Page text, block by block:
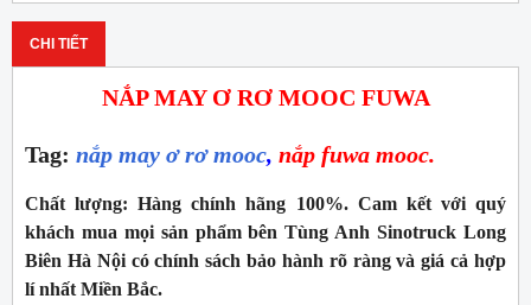
CHI TIẾT
NẮP MAY Ơ RƠ MOOC FUWA
Tag: nắp may ơ rơ mooc, nắp fuwa mooc.
Chất lượng: Hàng chính hãng 100%. Cam kết với quý
khách mua mọi sản phẩm bên Tùng Anh Sinotruck Long
Biên Hà Nội có chính sách bảo hành rõ ràng và giá cả hợp
lí nhất Miền Bắc.